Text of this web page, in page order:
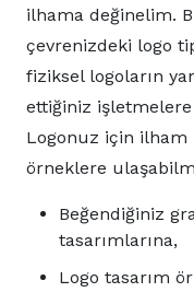
ilhama değinelim.
çevrenizdeki logo
fiziksel logoların
ettiğiniz işletmelere
Logonuz için ilham
örneklere
Beğendiğiniz
tasarımlarına,
Logo tasarım